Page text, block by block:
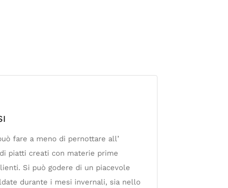
fare a meno di pernottare all’
piatti creati con materie prime
Si può godere di un piacevole
durante i mesi invernali, sia nello